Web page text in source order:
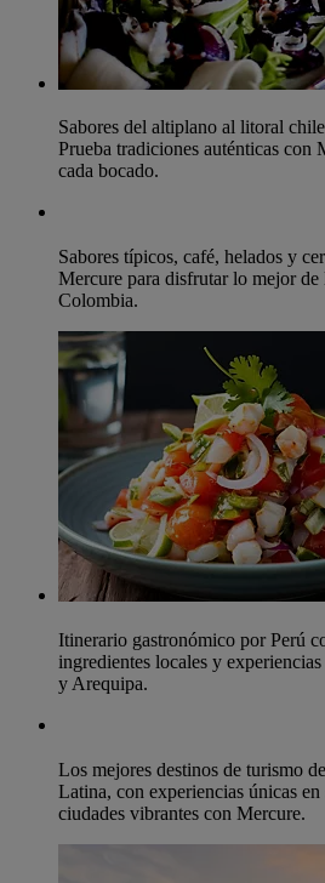
Sabores del altiplano al litoral
Prueba tradiciones auténticas
cada bocado.
Sabores típicos, café, helados y
Mercure para disfrutar lo mejor de
Colombia.
Itinerario gastronómico por Perú
ingredientes locales y
y Arequipa.
Los mejores destinos de turismo
Latina, con experiencias únicas
ciudades vibrantes con Mercure.